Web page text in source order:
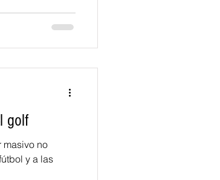
golf
masivo no
y a las